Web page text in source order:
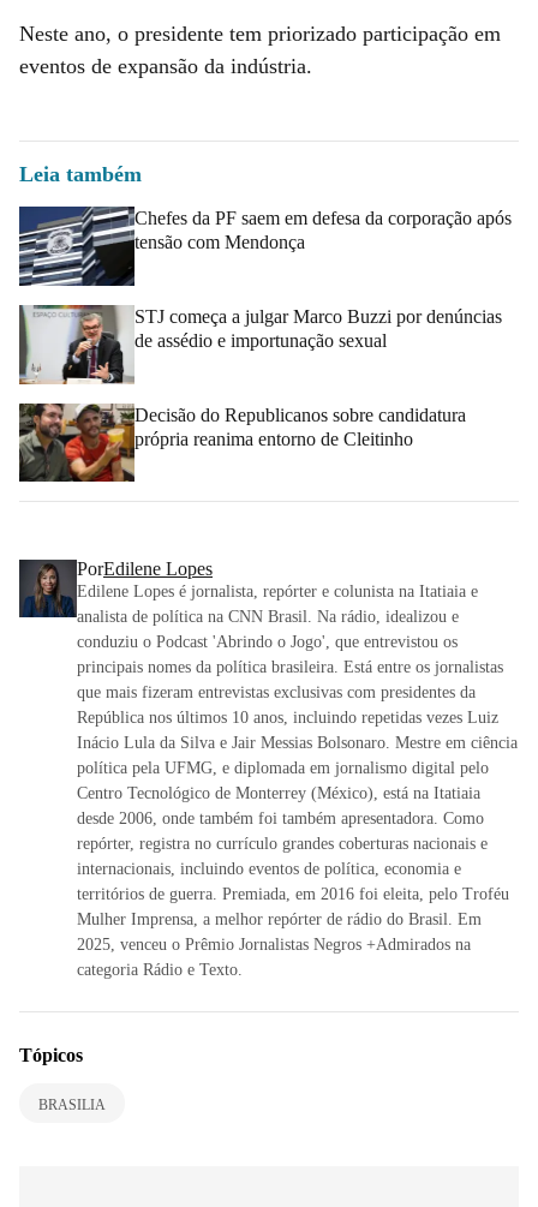
Neste ano, o presidente tem priorizado participação em
eventos de expansão da indústria.
Leia também
Chefes da PF saem em defesa da corporação após
tensão com Mendonça
STJ começa a julgar Marco Buzzi por denúncias
de assédio e importunação sexual
Decisão do Republicanos sobre candidatura
própria reanima entorno de Cleitinho
PorEdilene Lopes
Edilene Lopes é jornalista, repórter e colunista na Itatiaia e
analista de política na CNN Brasil. Na rádio, idealizou e
conduziu o Podcast 'Abrindo o Jogo', que entrevistou os
principais nomes da política brasileira. Está entre os jornalistas
que mais fizeram entrevistas exclusivas com presidentes da
República nos últimos 10 anos, incluindo repetidas vezes Luiz
Inácio Lula da Silva e Jair Messias Bolsonaro. Mestre em ciência
política pela UFMG, e diplomada em jornalismo digital pelo
Centro Tecnológico de Monterrey (México), está na Itatiaia
desde 2006, onde também foi também apresentadora. Como
repórter, registra no currículo grandes coberturas nacionais e
internacionais, incluindo eventos de política, economia e
territórios de guerra. Premiada, em 2016 foi eleita, pelo Troféu
Mulher Imprensa, a melhor repórter de rádio do Brasil. Em
2025, venceu o Prêmio Jornalistas Negros +Admirados na
categoria Rádio e Texto.
Tópicos
BRASILIA